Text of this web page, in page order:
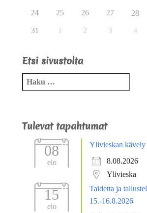
24 25 26 27 28
31 1 2 3 4
Etsi sivustolta
Tulevat tapahtumat
08
elo
Ylivieskan kävely
8.08.2026
Ylivieska
15
elo
Taidetta ja
15.-16.8.2026